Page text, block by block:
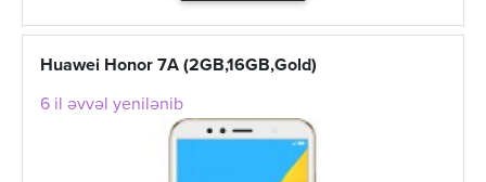
Huawei Honor 7A (2GB,16GB,Gold)
6 il əvvəl yenilənib